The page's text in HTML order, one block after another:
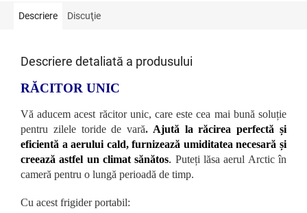
Descriere Discuţie
Descriere detaliată a produsului
RĂCITOR UNIC
Vă aducem acest răcitor unic, care este cea mai bună soluție
pentru zilele toride de vară. Ajută la răcirea perfectă și
eficientă a aerului cald, furnizează umiditatea necesară și
creează astfel un climat sănătos. Puteți lăsa aerul Arctic în
cameră pentru o lungă perioadă de timp.
Cu acest frigider portabil: